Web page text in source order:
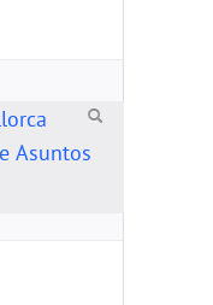
Asuntos